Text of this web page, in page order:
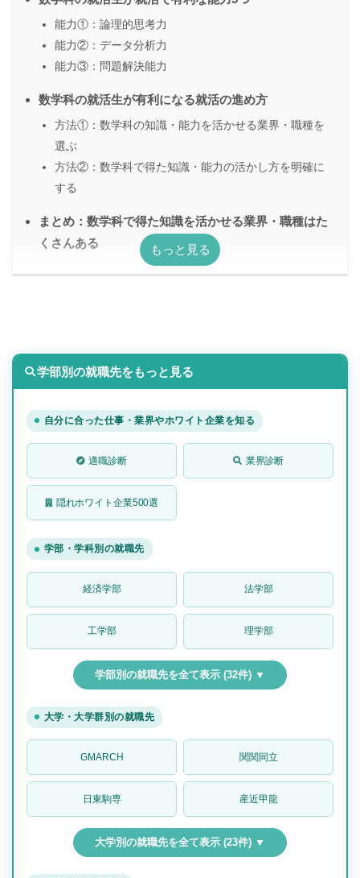
能力①：論理的思考力
能力②：データ分析力
能力③：問題解決能力
数学科の就活生が有利になる就活の進め方
方法①：数学科の知識・能力を活かせる業界・職種を
選ぶ
方法②：数学科で得た知識・能力の活かし方を明確に
する
まとめ：数学科で得た知識を活かせる業界・職種はた
くさんある
学部別の就職先をもっと見る
自分に合った仕事・業界やホワイト企業を知る
適職診断 業界診断
隠れホワイト企業500選
学部・学科別の就職先
経済学部 法学部
工学部 理学部
学部別の就職先を全て表示 (32件) ▼
大学・大学群別の就職先
GMARCH 関関同立
日東駒専 産近甲龍
大学別の就職先を全て表示 (23件) ▼